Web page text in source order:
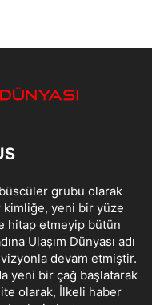
grubu olarak
kimliğe, yeni bir yüze
hitap etmeyip bütün
Ulaşım Dünyası adı
devam etmiştir.
yeni bir çağ başlatarak
olarak, İlkeli haber